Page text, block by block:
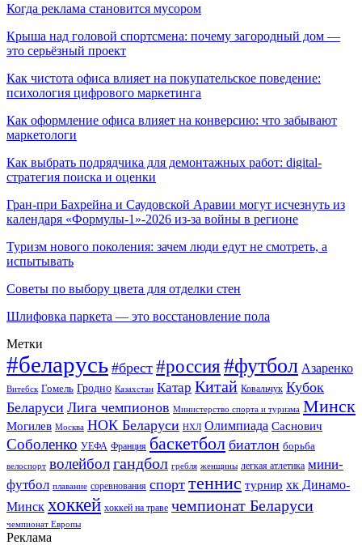
Когда реклама становится мусором
Крыша над головой спортсмена: почему загородный дом —
это серьёзный проект
Как чистота офиса влияет на покупательское поведение:
психология цифрового маркетинга
Как оформление офиса влияет на конверсию: что забывают
маркетологи
Как выбрать подрядчика для демонтажных работ: digital-
стратегия поиска и оценки
Гран-при Бахрейна и Саудовской Аравии могут исчезнуть из
календаря «Формулы-1»-2026 из-за войны в регионе
Туризм нового поколения: зачем люди едут не смотреть, а
испытывать
Советы по выбору цвета для отделки стен
Шлифовка паркета — это восстановление пола
Метки
#беларусь #брест #россия#футбол Азаренко
Витебск Гомель Гродно Казахстан Катар Китай Ковальчук Кубок
Беларуси Лига чемпионов Министерство спорта и туризма Минск
Могилев Москва НОК Беларуси НХЛ Олимпиада Саснович
Соболенко УЕФА Франция баскетбол биатлон борьба
велоспорт волейболгандбол гребля женщины легкая атлетика мини-
футбол плавание соревнования спорт теннис турнир хк Динамо-
Минск хоккей хоккей на траве чемпионат Беларуси
чемпионат Европы
Реклама